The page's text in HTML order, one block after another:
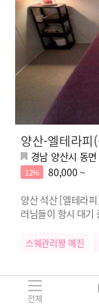
양산-엘테라피
경남 양산시 동
12%
80,000 ~
양산 석산 [엘테라
러님들이 항시 대
스웨관리짱 예진
전체